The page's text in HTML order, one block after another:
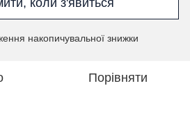
накопичувальної знижки
Порівняти